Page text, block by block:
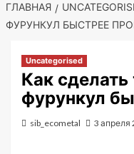
ГЛАВНАЯ
ФУРУНКУЛ БЫСТРЕЕ
Uncategorised
Как сделать
фурункул
sib_ecometal 3 апреля